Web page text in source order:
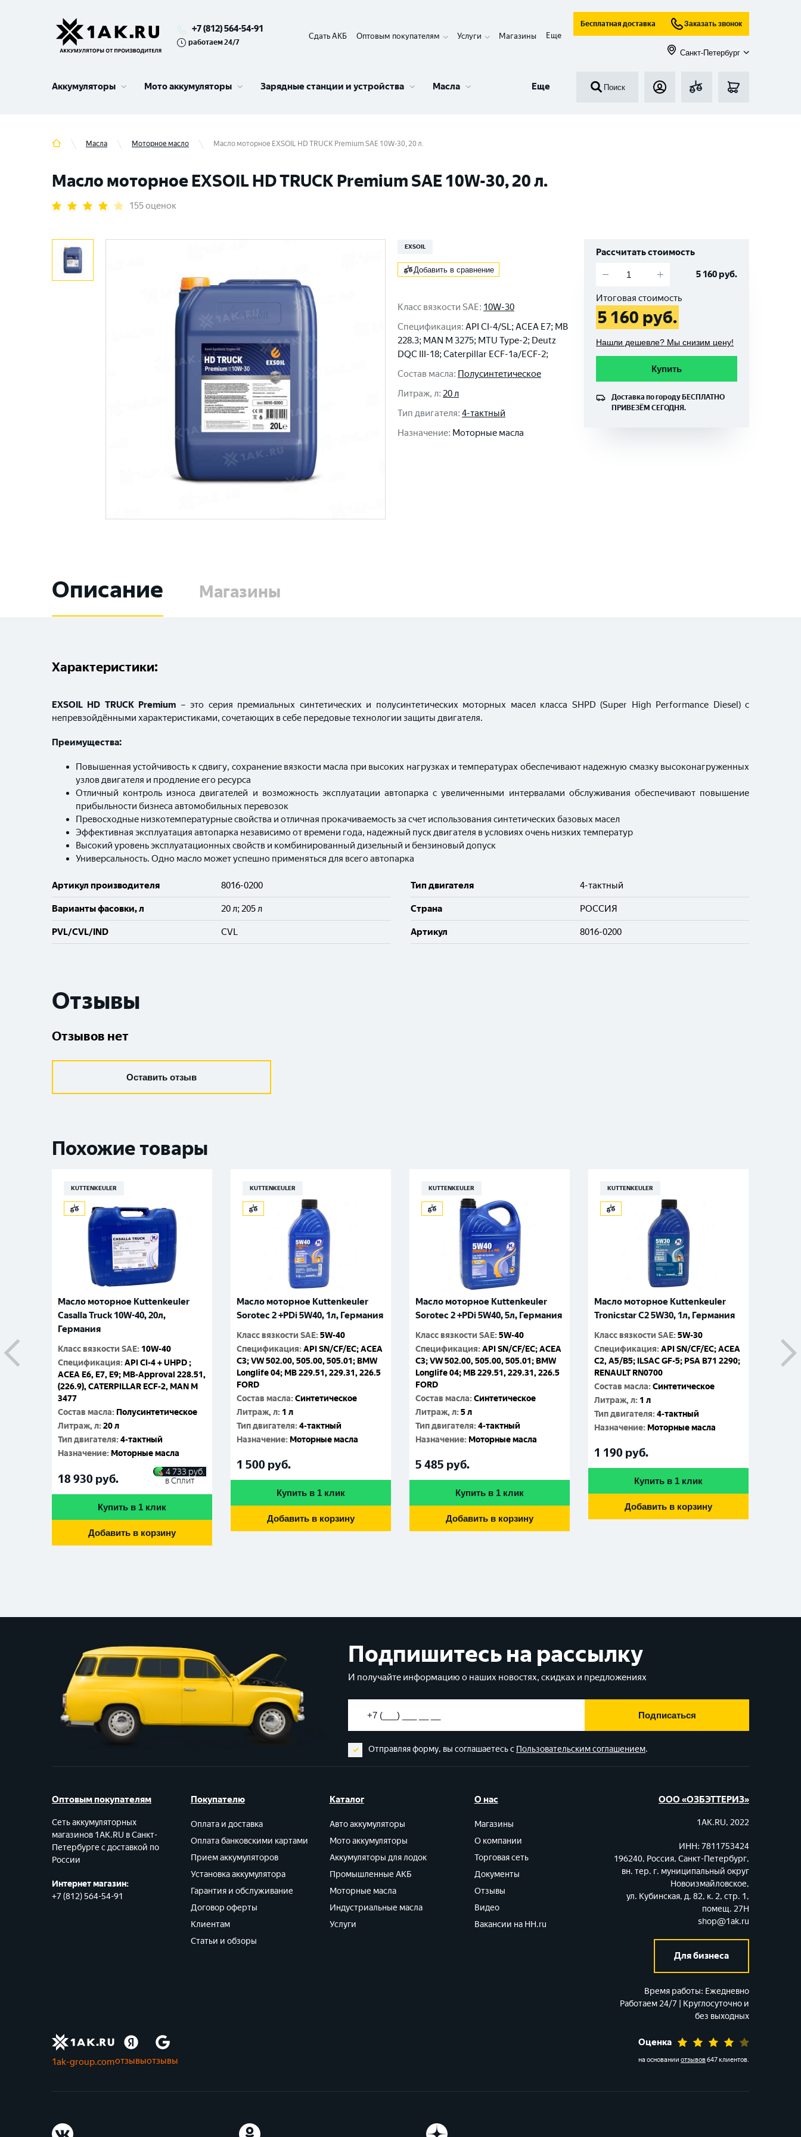
+7 (812) 564-54-91
работаем 24/7
Сдать АКБ Оптовым покупателям Услуги Магазины Еще
Бесплатная доставка Заказать звонок
Санкт-Петербург
Аккумуляторы Мото аккумуляторы Зарядные станции и устройства Масла Еще Поиск
Масла Моторное масло Масло моторное EXSOIL HD TRUCK Premium SAE 10W-30, 20 л.
Масло моторное EXSOIL HD TRUCK Premium SAE 10W-30, 20 л.
155 оценок
EXSOIL
Добавить в сравнение
Класс вязкости SAE: 10W-30
Спецификация: API CI-4/SL; ACEA E7; MB
228.3; MAN M 3275; MTU Type-2; Deutz
DQC III-18; Caterpillar ECF-1а/ECF-2;
Состав масла: Полусинтетическое
Литраж, л: 20 л
Тип двигателя: 4-тактный
Назначение: Моторные масла
Рассчитать стоимость
5 160руб.
Итоговая стоимость
5 160 руб.
Нашли дешевле? Мы снизим цену!
Купить
Доставка по городу БЕСПЛАТНО
ПРИВЕЗЁМ СЕГОДНЯ.
Описание Магазины
Характеристики:
EXSOIL HD TRUCK Premium – это серия премиальных синтетических и полусинтетических моторных масел класса SHPD (Super High Performance Diesel) с
непревзойдёнными характеристиками, сочетающих в себе передовые технологии защиты двигателя.
Преимущества:
Повышенная устойчивость к сдвигу, сохранение вязкости масла при высоких нагрузках и температурах обеспечивают надежную смазку высоконагруженных
узлов двигателя и продление его ресурса
Отличный контроль износа двигателей и возможность эксплуатации автопарка с увеличенными интервалами обслуживания обеспечивают повышение
прибыльности бизнеса автомобильных перевозок
Превосходные низкотемпературные свойства и отличная прокачиваемость за счет использования синтетических базовых масел
Эффективная эксплуатация автопарка независимо от времени года, надежный пуск двигателя в условиях очень низких температур
Высокий уровень эксплуатационных свойств и комбинированный дизельный и бензиновый допуск
Универсальность. Одно масло может успешно применяться для всего автопарка
Артикул производителя 8016-0200
Варианты фасовки, л 20 л; 205 л
PVL/CVL/IND CVL
Тип двигателя 4-тактный
Cтрана РОССИЯ
Артикул 8016-0200
Отзывы
Отзывов нет
Оставить отзыв
Похожие товары
KUTTENKEULER
Масло моторное Kuttenkeuler
Casalla Truck 10W-40, 20л,
Германия
Класс вязкости SAE: 10W-40
Спецификация:API CI-4 + UHPD ;
ACEA E6, E7, E9; MB-Approval 228.51,
(226.9), CATERPILLAR ECF-2, MAN M
3477
Состав масла: Полусинтетическое
Литраж, л:20 л
Тип двигателя:4-тактный
Назначение: Моторные масла
18 930 руб.
4 733 руб.
в Сплит
Купить в 1 клик
Добавить в корзину
KUTTENKEULER
Масло моторное Kuttenkeuler
Sorotec 2 +PDi 5W40, 1л, Германия
Класс вязкости SAE:5W-40
Спецификация:API SN/CF/EC; ACEA
C3; VW 502.00, 505.00, 505.01; BMW
Longlife 04; MB 229.51, 229.31, 226.5
FORD
Состав масла:Синтетическое
Литраж, л: 1 л
Тип двигателя:4-тактный
Назначение: Моторные масла
1 500 руб.
Купить в 1 клик
Добавить в корзину
KUTTENKEULER
Масло моторное Kuttenkeuler
Sorotec 2 +PDi 5W40, 5л, Германия
Класс вязкости SAE:5W-40
Спецификация:API SN/CF/EC; ACEA
C3; VW 502.00, 505.00, 505.01; BMW
Longlife 04; MB 229.51, 229.31, 226.5
FORD
Состав масла:Синтетическое
Литраж, л:5 л
Тип двигателя:4-тактный
Назначение: Моторные масла
5 485 руб.
Купить в 1 клик
Добавить в корзину
KUTTENKEULER
Масло моторное Kuttenkeuler
Tronicstar C2 5W30, 1л, Германия
Класс вязкости SAE:5W-30
Спецификация:API SN/CF/EC; ACEA
C2, A5/B5; ILSAC GF-5; PSA B71 2290;
RENAULT RN0700
Состав масла:Синтетическое
Литраж, л: 1 л
Тип двигателя:4-тактный
Назначение: Моторные масла
1 190 руб.
Купить в 1 клик
Добавить в корзину
C2,
Подпишитесь на рассылку
И получайте информацию о наших новостях, скидках и предложениях
Подписаться
Отправляя форму, вы соглашаетесь с Пользовательским соглашением.
Оптовым покупателям
Сеть аккумуляторных
магазинов 1AK.RU в Санкт-
Петербурге с доставкой по
России
Интернет магазин:
+7 (812) 564-54-91
Покупателю
Оплата и доставка
Оплата банковскими картами
Прием аккумуляторов
Установка аккумулятора
Гарантия и обслуживание
Договор оферты
Клиентам
Статьи и обзоры
Каталог
Авто аккумуляторы
Мото аккумуляторы
Аккумуляторы для лодок
Промышленные АКБ
Моторные масла
Индустриальные масла
Услуги
О нас
Магазины
О компании
Торговая сеть
Документы
Отзывы
Видео
Вакансии на HH.ru
ООО «ОЗБЭТТЕРИЗ»
1AK.RU, 2022
ИНН: 7811753424
196240, Россия, Санкт-Петербург,
вн. тер. г. муниципальный округ
Новоизмайловское,
ул. Кубинская, д. 82, к. 2, стр. 1,
помещ. 27Н
shop@1ak.ru
Для бизнеса
Время работы: Ежедневно
Работаем 24/7 | Круглосуточно и
без выходных
1ak-group.comотзывыотзывы
Оценка
на основании отзывов647 клиентов.